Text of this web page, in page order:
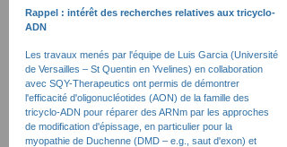
Rappel : intérêt des recherches relatives aux tricyclo-
ADN
Les travaux menés par l'équipe de Luis Garcia (Université
de Versailles – St Quentin en Yvelines) en collaboration
avec SQY-Therapeutics ont permis de démontrer
l'efficacité d'oligonucléotides (AON) de la famille des
tricyclo-ADN pour réparer des ARNm par les approches
de modification d'épissage, en particulier pour la
myopathie de Duchenne (DMD – e.g., saut d'exon) et